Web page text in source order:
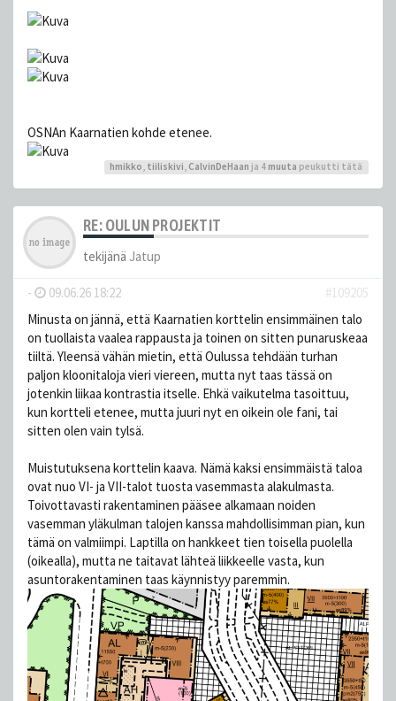
OSNAn Kaarnatien kohde etenee.
hmikko tiiliskivi CalvinDeHaan ja 4 muuta peukutti tätä
RE: OULUN PROJEKTIT
tekijänä Jatup
- 09.06.26 18:22
#109205
Minusta on jännä, että Kaarnatien korttelin ensimmäinen talo
on tuollaista vaalea rappausta ja toinen on sitten punaruskeaa
tiiltä. Yleensä vähän mietin, että Oulussa tehdään turhan
paljon kloonitaloja vieri viereen, mutta nyt taas tässä on
jotenkin liikaa kontrastia itselle. Ehkä vaikutelma tasoittuu,
kun kortteli etenee, mutta juuri nyt en oikein ole fani, tai
sitten olen vain tylsä.
Muistutuksena korttelin kaava. Nämä kaksi ensimmäistä taloa
ovat nuo VI- ja VII-talot tuosta vasemmasta alakulmasta.
Toivottavasti rakentaminen pääsee alkamaan noiden
vasemman yläkulman talojen kanssa mahdollisimman pian, kun
tämä on valmiimpi. Laptilla on hankkeet tien toisella puolella
(oikealla), mutta ne taitavat lähteä liikkeelle vasta, kun
asuntorakentaminen taas käynnistyy paremmin.